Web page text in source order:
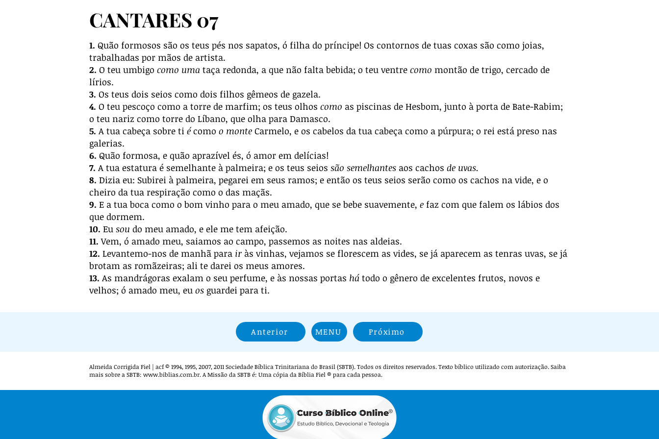
CANTARES 07
1. Quão formosos são os teus pés nos sapatos, ó filha do príncipe! Os contornos de tuas coxas são como joias,
trabalhadas por mãos de artista.
2. O teu umbigo como uma taça redonda, a que não falta bebida; o teu ventre como montão de trigo, cercado de
lírios.
3. Os teus dois seios como dois filhos gêmeos de gazela.
4. O teu pescoço como a torre de marfim; os teus olhos como as piscinas de Hesbom, junto à porta de Bate-Rabim;
o teu nariz como torre do Líbano, que olha para Damasco.
5. A tua cabeça sobre ti écomo o monte Carmelo, e os cabelos da tua cabeça como a púrpura; o rei está preso nas
galerias.
6. Quão formosa, e quão aprazível és, ó amor em delícias!
7. A tua estatura é semelhante à palmeira; e os teus seios são semelhantes aos cachos de uvas.
8. Dizia eu: Subirei à palmeira, pegarei em seus ramos; e então os teus seios serão como os cachos na vide, e o
cheiro da tua respiração como o das maçãs.
9. E a tua boca como o bom vinho para o meu amado, que se bebe suavemente, e faz com que falem os lábios dos
que dormem.
10. Eu sou do meu amado, e ele me tem afeição.
11. Vem, ó amado meu, saiamos ao campo, passemos as noites nas aldeias.
12. Levantemo-nos de manhã para ir às vinhas, vejamos se florescem as vides, se já aparecem as tenras uvas, se já
brotam as romãzeiras; ali te darei os meus amores.
13. As mandrágoras exalam o seu perfume, e às nossas portas há todo o gênero de excelentes frutos, novos e
velhos; ó amado meu, eu os guardei para ti.
Anterior MENU Próximo
Almeida Corrigida Fiel | acf © 1994, 1995, 2007, 2011 Sociedade Bíblica Trinitariana do Brasil (SBTB). Todos os direitos reservados. Texto bíblico utilizado com autorização. Saiba
mais sobre a SBTB: www.biblias.com.br. A Missão da SBTB é: Uma cópia da Bíblia Fiel ® para cada pessoa.